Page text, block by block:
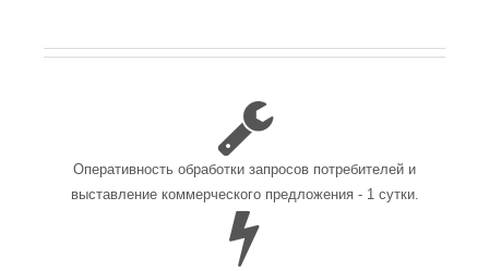
Оперативность обработки запросов потребителей и
выставление коммерческого предложения - 1 сутки.